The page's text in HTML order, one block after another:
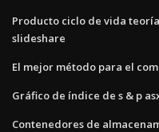
Producto ciclo de vida
slideshare
El mejor método para el
Gráfico de índice de s & p
Contenedores de